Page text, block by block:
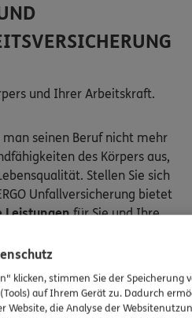
und Ihrer Arbeitskraft.
seinen Beruf nicht mehr
des Körpers aus,
Stellen Sie sich
Unfallversicherung bietet
Leistungenfür Sie und Ihre
klicken, stimmen Sie der Speicherung
auf Ihrem Gerät zu. Dadurch
Website, die Analyse der